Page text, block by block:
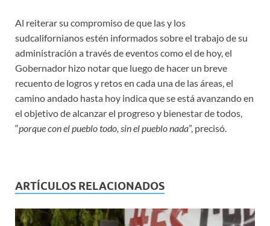
Al reiterar su compromiso de que las y los
sudcalifornianos estén informados sobre el trabajo de su
administración a través de eventos como el de hoy, el
Gobernador hizo notar que luego de hacer un breve
recuento de logros y retos en cada una de las áreas, el
camino andado hasta hoy indica que se está avanzando en
el objetivo de alcanzar el progreso y bienestar de todos,
“porque con el pueblo todo, sin el pueblo nada”, precisó.
ARTÍCULOS RELACIONADOS